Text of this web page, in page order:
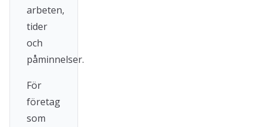
arbeten,
tider
och
påminnelser.
För
företag
som